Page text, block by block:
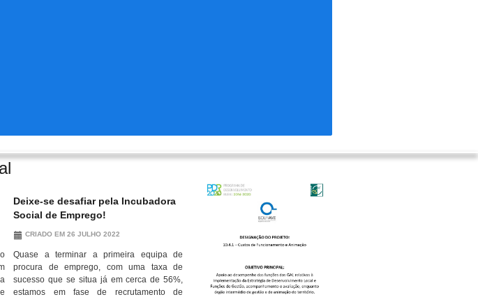
Deixe-se desafiar pela Incubadora
Social de Emprego!
CRIADO EM 26 JULHO 2022
Quase a terminar a primeira equipa de
procura de emprego, com uma taxa de
sucesso que se situa já em cerca de 56%,
estamos em fase de recrutamento de